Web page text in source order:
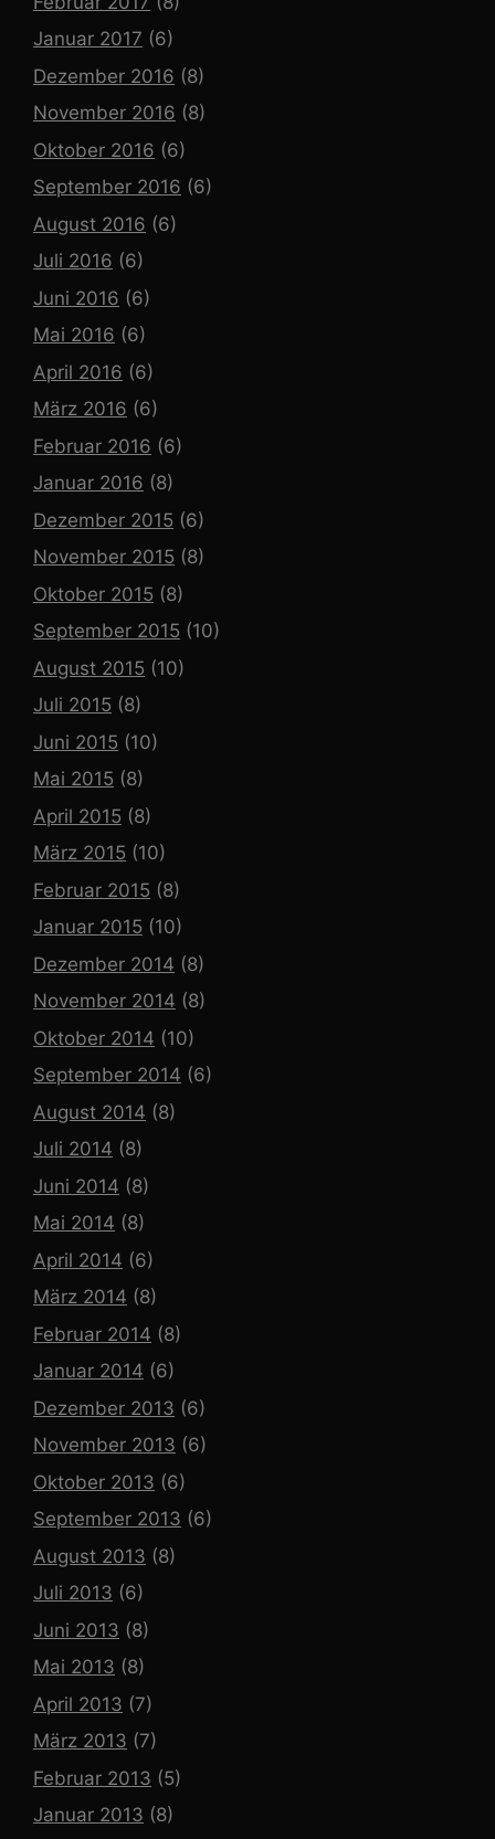
Januar 2017 (6)
Dezember 2016 (8)
November 2016 (8)
Oktober 2016 (6)
September 2016 (6)
August 2016 (6)
Juli 2016 (6)
Juni 2016 (6)
Mai 2016 (6)
April 2016 (6)
März 2016 (6)
Februar 2016 (6)
Januar 2016 (8)
Dezember 2015 (6)
November 2015 (8)
Oktober 2015 (8)
September 2015 (10)
August 2015 (10)
Juli 2015 (8)
Juni 2015 (10)
Mai 2015 (8)
April 2015 (8)
März 2015 (10)
Februar 2015 (8)
Januar 2015 (10)
Dezember 2014 (8)
November 2014 (8)
Oktober 2014 (10)
September 2014 (6)
August 2014 (8)
Juli 2014 (8)
Juni 2014 (8)
Mai 2014 (8)
April 2014 (6)
März 2014 (8)
Februar 2014 (8)
Januar 2014 (6)
Dezember 2013 (6)
November 2013 (6)
Oktober 2013 (6)
September 2013 (6)
August 2013 (8)
Juli 2013 (6)
Juni 2013 (8)
Mai 2013 (8)
April 2013 (7)
März 2013 (7)
Februar 2013 (5)
Januar 2013 (8)